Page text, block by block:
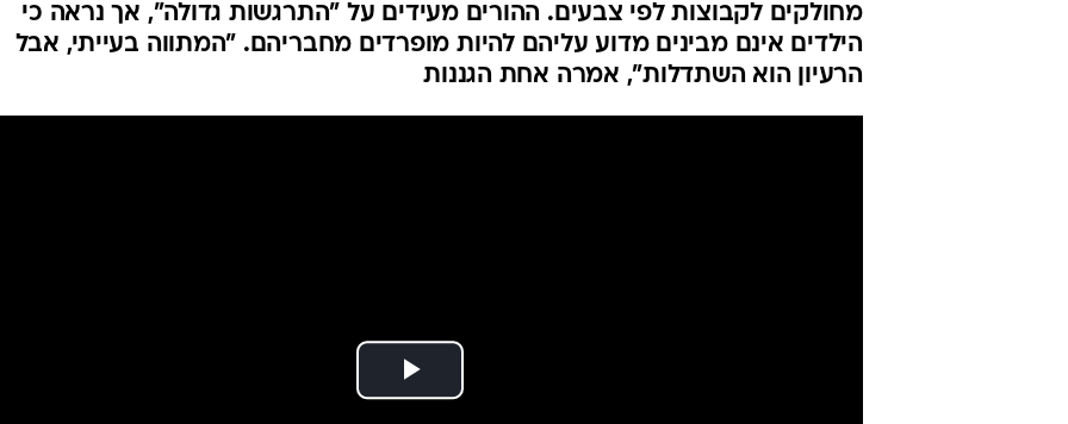
מחולקים לקבוצות לפי צבעים. ההורים מעידים על "התרגשות גדולה", אך נראה כי
הילדים אינם מבינים מדוע עליהם להיות מופרדים מחבריהם. "המתווה בעייתי, אבל
הרעיון הוא השתדלות", אמרה אחת הגננות